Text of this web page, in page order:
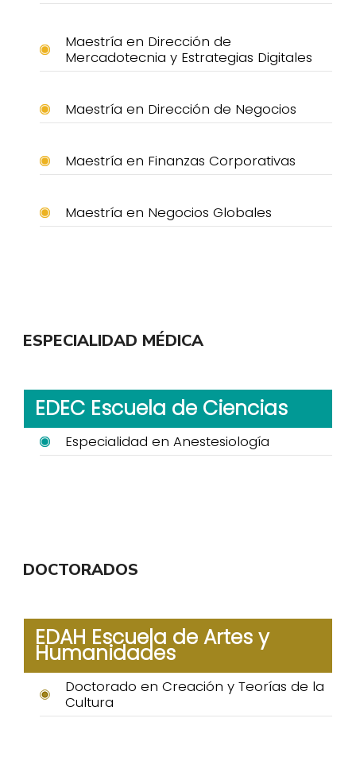
Maestría en Dirección de
Mercadotecnia y Estrategias Digitales
Maestría en Dirección de Negocios
Maestría en Finanzas Corporativas
Maestría en Negocios Globales
ESPECIALIDAD MÉDICA
EDEC Escuela de Ciencias
Especialidad en Anestesiología
DOCTORADOS
EDAH Escuela de Artes y
Humanidades
Doctorado en Creación y Teorías de la
Cultura